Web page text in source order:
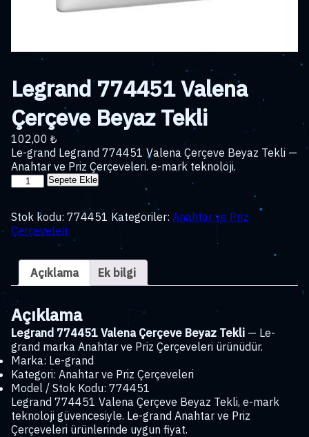
Legrand 774451 Valena
Çerçeve Beyaz Tekli
102,00 ₺
Le-grand Legrand 774451 Valena Çerçeve Beyaz Tekli —
Anahtar ve Priz Çerçeveleri. e-mark teknoloji.
Legrand
Çerçeve
Beyaz
adet
Sepete Ekle
Stok kodu: 774451 Kategoriler: Anahtar ve Priz
Çerçeveleri
Açıklama Ek bilgi
Açıklama
Legrand 774451 Valena Çerçeve Beyaz Tekli — Le-
grand marka Anahtar ve Priz Çerçeveleri ürünüdür.
Marka: Le-grand
Kategori: Anahtar ve Priz Çerçeveleri
Model / Stok Kodu: 774451
Legrand 774451 Valena Çerçeve Beyaz Tekli, e-mark
teknoloji güvencesiyle. Le-grand Anahtar ve Priz
Çerçeveleri ürünlerinde uygun fiyat.